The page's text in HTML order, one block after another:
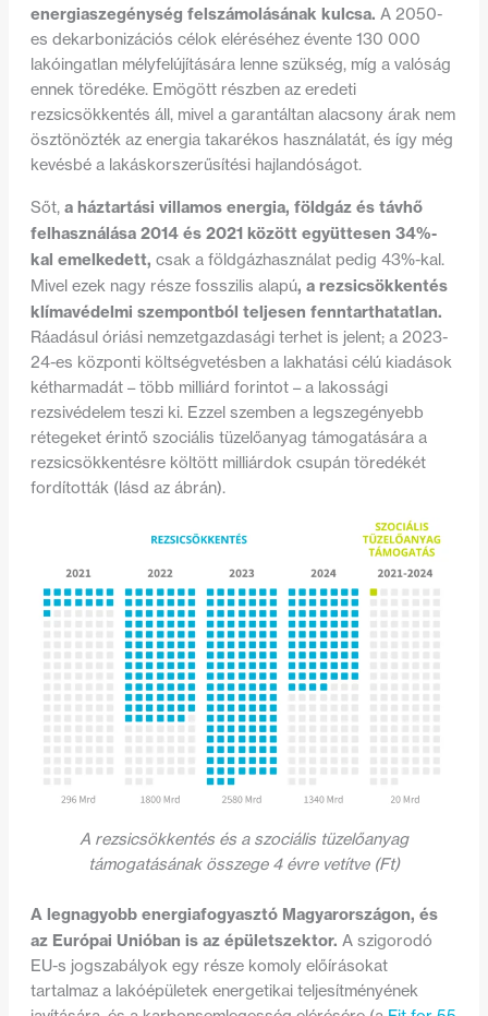
energiaszegénység felszámolásának kulcsa. A 2050-
es dekarbonizációs célok eléréséhez évente 130 000
lakóingatlan mélyfelújítására lenne szükség, míg a valóság
ennek töredéke. Emögött részben az eredeti
rezsicsökkentés áll, mivel a garantáltan alacsony árak nem
ösztönözték az energia takarékos használatát, és így még
kevésbé a lakáskorszerűsítési hajlandóságot.
Sőt, a háztartási villamos energia, földgáz és távhő
felhasználása 2014 és 2021 között együttesen 34%-
kal emelkedett, csak a földgázhasználat pedig 43%-kal.
Mivel ezek nagy része fosszilis alapú, a rezsicsökkentés
klímavédelmi szempontból teljesen fenntarthatatlan.
Ráadásul óriási nemzetgazdasági terhet is jelent; a 2023-
24-es központi költségvetésben a lakhatási célú kiadások
kétharmadát – több milliárd forintot – a lakossági
rezsivédelem teszi ki. Ezzel szemben a legszegényebb
rétegeket érintő szociális tüzelőanyag támogatására a
rezsicsökkentésre költött milliárdok csupán töredékét
fordították (lásd az ábrán).
A rezsicsökkentés és a szociális tüzelőanyag
támogatásának összege 4 évre vetítve (Ft)
A legnagyobb energiafogyasztó Magyarországon, és
az Európai Unióban is az épületszektor. A szigorodó
EU-s jogszabályok egy része komoly előírásokat
tartalmaz a lakóépületek energetikai teljesítményének